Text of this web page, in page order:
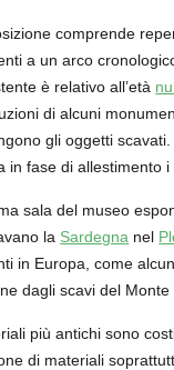
comprende
a un arco
è relativo all’età
di alcuni
gli oggetti
in fase di allestimento i
sala del museo
la Sardegna nel
in Europa, come
dagli scavi del
più antichi sono
di materiali